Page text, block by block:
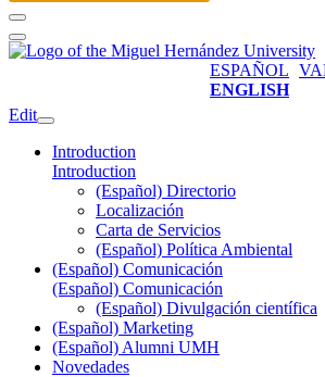
ESPAÑOL
ENGLISH
Edit
Introduction
Introduction
(Español) Directorio
Localización
Carta de Servicios
(Español) Política Ambiental
(Español) Comunicación
(Español) Comunicación
(Español) Divulgación científica
(Español) Marketing
(Español) Alumni UMH
Novedades